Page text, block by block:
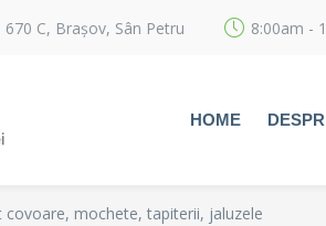
C, Brașov, Sân Petru 8:00am -
HOME
covoare, mochete, tapiterii, jaluzele